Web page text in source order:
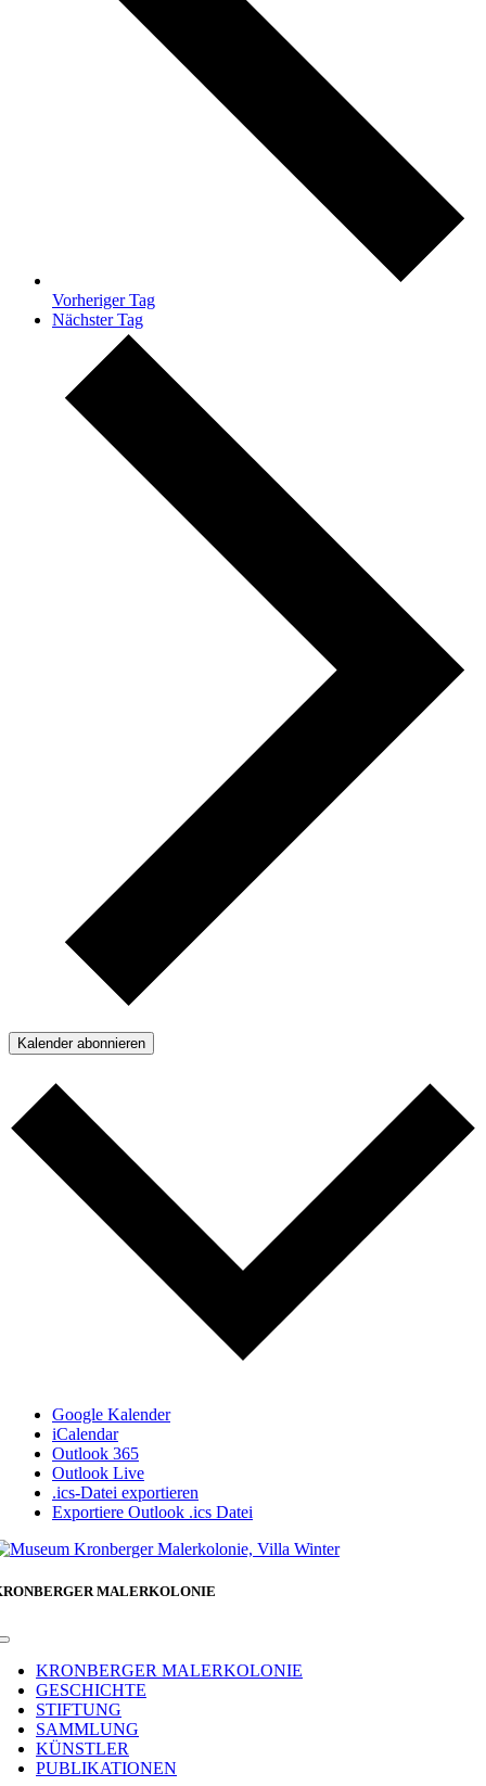
Vorheriger Tag
Nächster Tag
Kalender abonnieren
Google Kalender
iCalendar
Outlook 365
Outlook Live
.ics-Datei exportieren
Exportiere Outlook .ics Datei
MALERKOLONIE
Toggle
NavigationKRONBERGER MALERKOLONIE
GESCHICHTE
STIFTUNG
SAMMLUNG
KÜNSTLER
PUBLIKATIONEN